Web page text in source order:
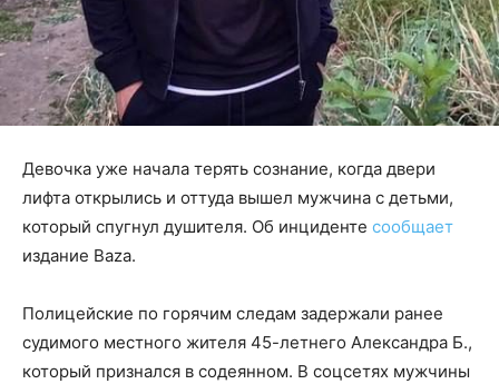
Девочка уже начала терять сознание, когда двери
лифта открылись и оттуда вышел мужчина с детьми,
который спугнул душителя. Об инциденте сообщает
издание Baza.
Полицейские по горячим следам задержали ранее
судимого местного жителя 45-летнего Александра Б.,
который признался в содеянном. В соцсетях мужчины